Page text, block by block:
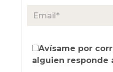
Avísame por
alguien responde